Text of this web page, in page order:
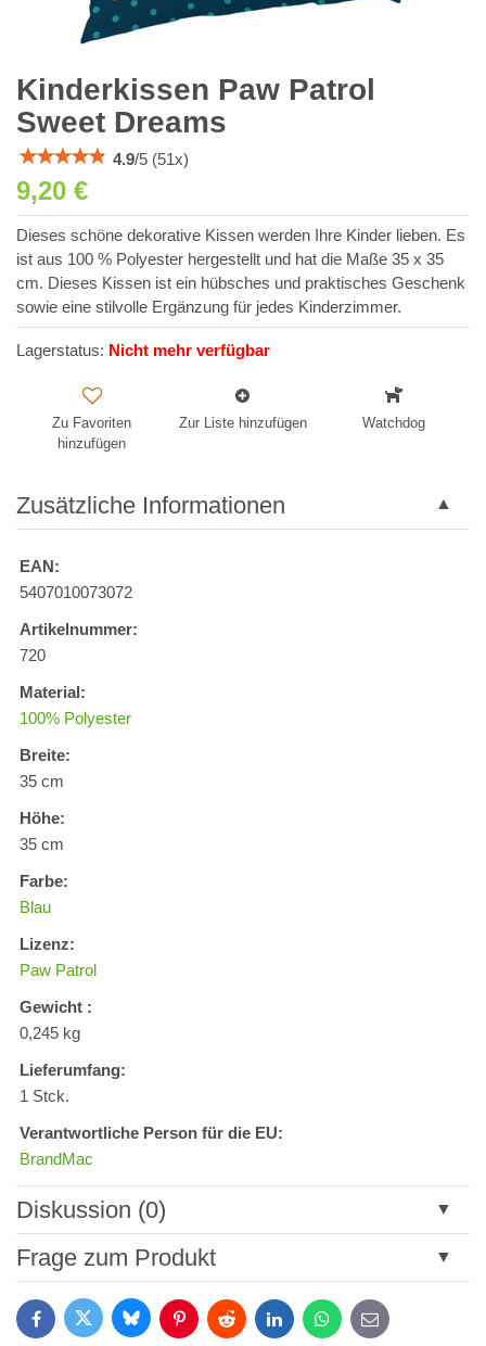
Kinderkissen Paw Patrol
Sweet Dreams
4.9/5 (51 x)
9,20 €
Dieses schöne dekorative Kissen werden Ihre Kinder lieben. Es
ist aus 100 % Polyester hergestellt und hat die Maße 35 x 35
cm. Dieses Kissen ist ein hübsches und praktisches Geschenk
sowie eine stilvolle Ergänzung für jedes Kinderzimmer.
Lagerstatus: Nicht mehr verfügbar
Zu Favoriten
hinzufügen
Zur Liste hinzufügen Watchdog
Zusätzliche Informationen
EAN:
5407010073072
Artikelnummer:
720
Material:
100% Polyester
Breite:
35 cm
Höhe:
35 cm
Farbe:
Blau
Lizenz:
Paw Patrol
Gewicht :
0,245 kg
Lieferumfang:
1 Stck.
Verantwortliche Person für die EU:
BrandMac
Diskussion (0)
Neuer Kommentar
Titel:
Frage zum Produkt
FacebookTwitter BlueskyPinterestReddit LinkedInWhatsApp
E-
mail